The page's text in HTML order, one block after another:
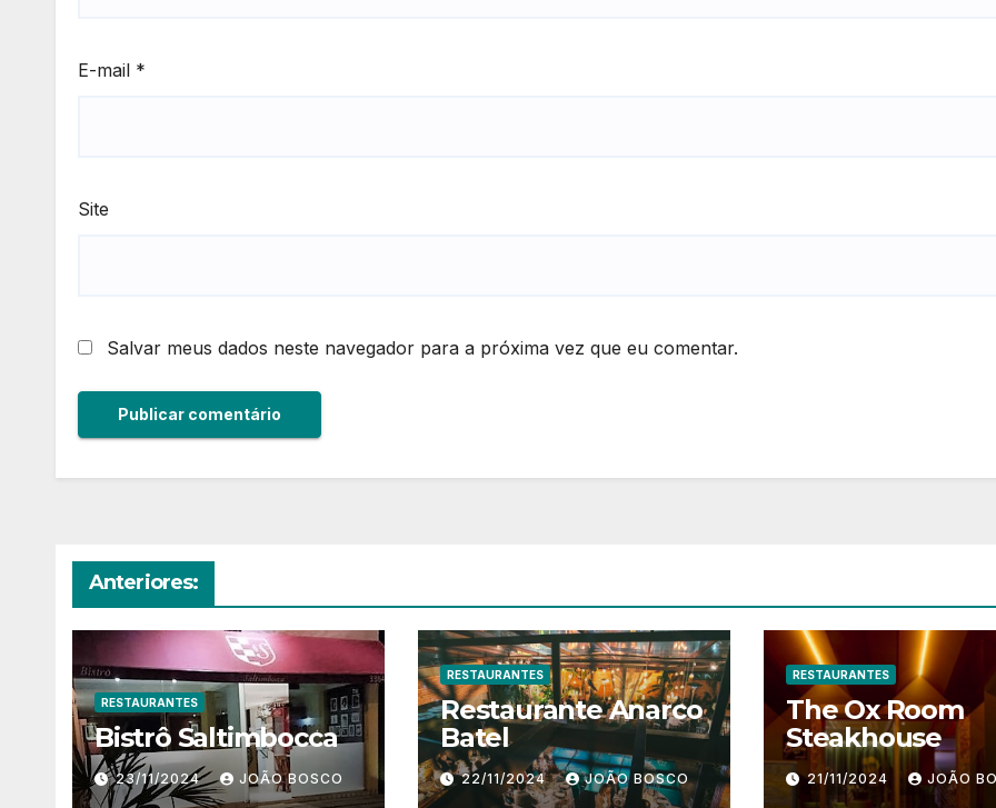
E-mail *
Site
Salvar meus dados neste navegador para a próxima vez que eu comentar.
Anteriores:
RESTAURANTES
Bistrô Saltimbocca
23/11/2024 JOÃO BOSCO
RESTAURANTES
Restaurante Anarco
Batel
22/11/2024 JOÃO BOSCO
RESTAURANTES
The Ox Room
Steakhouse
21/11/2024 JOÃO